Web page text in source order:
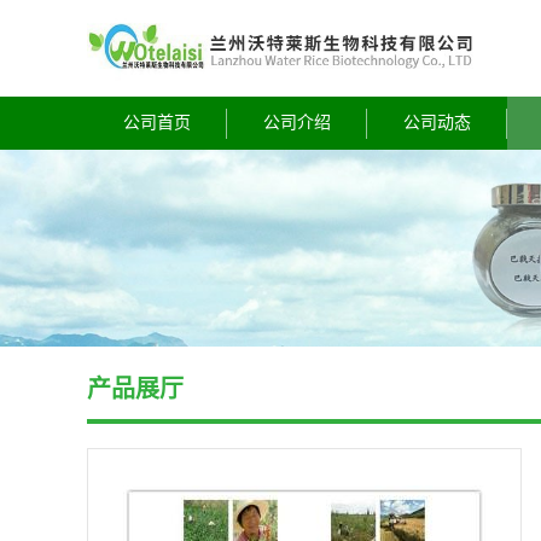
公司首页 公司介绍 公司动态
产品展厅